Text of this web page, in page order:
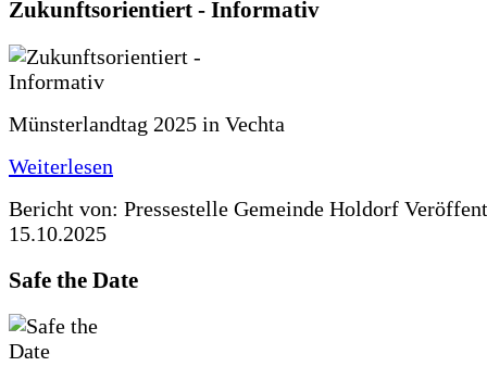
Zukunftsorientiert - Informativ
Münsterlandtag 2025 in Vechta
Weiterlesen
Bericht von: Pressestelle Gemeinde Holdorf
15.10.2025
Safe the Date